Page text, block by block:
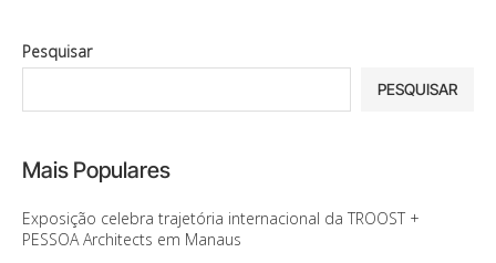
Pesquisar
PESQUISAR
Mais Populares
Exposição celebra trajetória internacional da TROOST +
PESSOA Architects em Manaus